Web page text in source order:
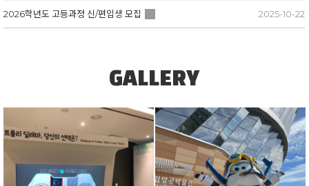
2026학년도 고등과정 신/편입생 모집 2025-10-22
GALLERY